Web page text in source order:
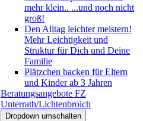
mehr klein.. ...und noch nicht
groß!
Den Alltag leichter meistern!
Mehr Leichtigkeit und
Struktur für Dich und Deine
Familie
Plätzchen backen für Eltern
und Kinder ab 3 Jahren
Beratungsangebote FZ
Unterrath/Lichtenbroich
Dropdown umschalten